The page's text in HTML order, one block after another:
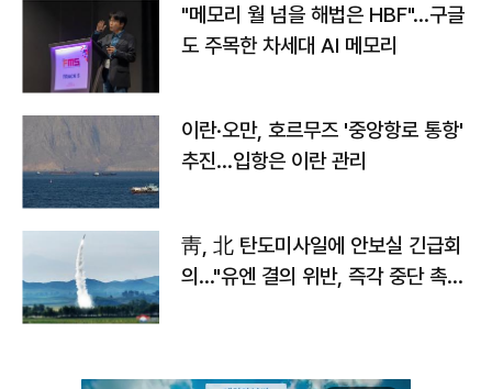
"메모리 월 넘을 해법은 HBF"…구글
도 주목한 차세대 AI 메모리
이란·오만, 호르무즈 '중앙항로 통항'
추진…입항은 이란 관리
靑, 北 탄도미사일에 안보실 긴급회
의…"유엔 결의 위반, 즉각 중단 촉